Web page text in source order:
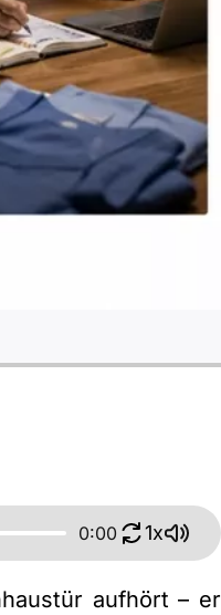
0:00 1x
aufhört – er